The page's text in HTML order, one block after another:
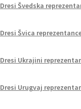
Dresi Švedska
Dresi Švica
Dresi Ukrajini
Dresi Urugvaj